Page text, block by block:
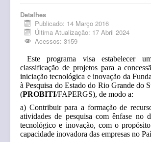
Editais
Comitês
Contato
Detalhes
Publicado: 14 Março 2016
Última Atualização: 17 Abril 2024
Acessos: 3159
Este programa visa estabelecer
classificação de projetos para a
iniciação tecnológica e inovação da
à Pesquisa doEstado do Rio Grande do
(PROBITI/FAPERGS), de modo a:
a) Contribuir para a formação de
atividades de pesquisa com ênfase no
tecnológico e inovação, com o
capacidade inovadora das empresas no